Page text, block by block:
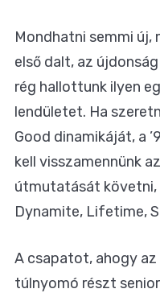
Mondhatni semmi új,
első dalt, az
rég hallottunk ilyen
lendületet. Ha
Good dinamikáját, a
kell visszamennünk
útmutatását követni,
Dynamite, Lifetime,
A csapatot, ahogy az
túlnyomó részt